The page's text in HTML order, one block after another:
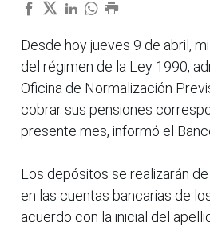
Desde hoy jueves 9 de abril,
del régimen de la Ley 1990,
Oficina de Normalización
cobrar sus pensiones
presente mes, informó el
Los depósitos se realizarán
en las cuentas bancarias de
acuerdo con la inicial del